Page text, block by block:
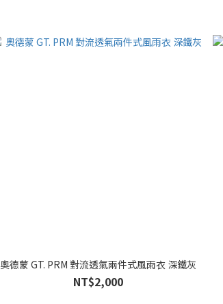
奧德蒙 GT. PRM 對流透氣兩件式風雨衣 深鐵灰
NT$2,000